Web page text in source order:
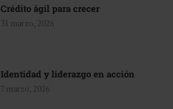
Crédito ágil para crecer
31 marzo, 2026
Identidad y liderazgo en acción
7 marzo, 2026